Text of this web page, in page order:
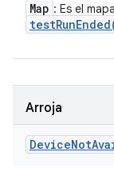
Map : Es el
Arroja
DeviceNot